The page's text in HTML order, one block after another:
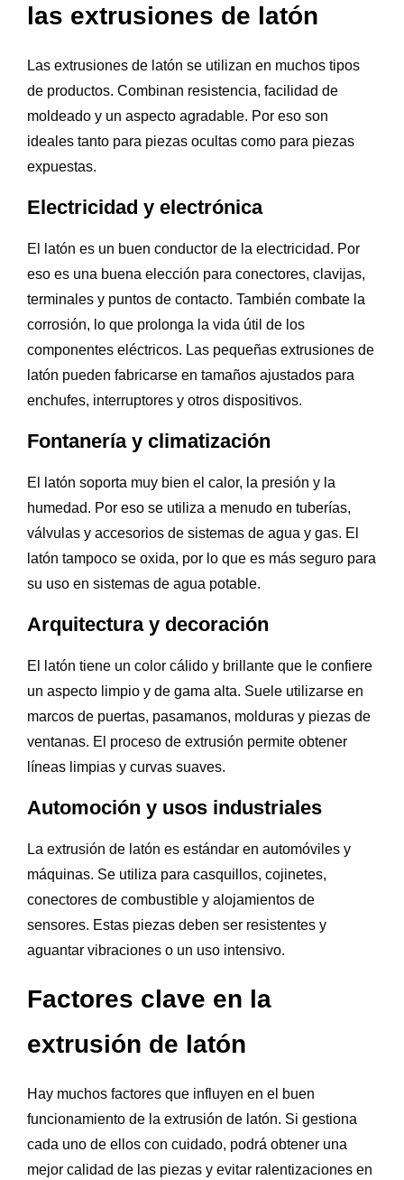
las extrusiones de latón
Las extrusiones de latón se utilizan en muchos tipos
de productos. Combinan resistencia, facilidad de
moldeado y un aspecto agradable. Por eso son
ideales tanto para piezas ocultas como para piezas
expuestas.
Electricidad y electrónica
El latón es un buen conductor de la electricidad. Por
eso es una buena elección para conectores, clavijas,
terminales y puntos de contacto. También combate la
corrosión, lo que prolonga la vida útil de los
componentes eléctricos. Las pequeñas extrusiones de
latón pueden fabricarse en tamaños ajustados para
enchufes, interruptores y otros dispositivos.
Fontanería y climatización
El latón soporta muy bien el calor, la presión y la
humedad. Por eso se utiliza a menudo en tuberías,
válvulas y accesorios de sistemas de agua y gas. El
latón tampoco se oxida, por lo que es más seguro para
su uso en sistemas de agua potable.
Arquitectura y decoración
El latón tiene un color cálido y brillante que le confiere
un aspecto limpio y de gama alta. Suele utilizarse en
marcos de puertas, pasamanos, molduras y piezas de
ventanas. El proceso de extrusión permite obtener
líneas limpias y curvas suaves.
Automoción y usos industriales
La extrusión de latón es estándar en automóviles y
máquinas. Se utiliza para casquillos, cojinetes,
conectores de combustible y alojamientos de
sensores. Estas piezas deben ser resistentes y
aguantar vibraciones o un uso intensivo.
Factores clave en la
extrusión de latón
Hay muchos factores que influyen en el buen
funcionamiento de la extrusión de latón. Si gestiona
cada uno de ellos con cuidado, podrá obtener una
mejor calidad de las piezas y evitar ralentizaciones en